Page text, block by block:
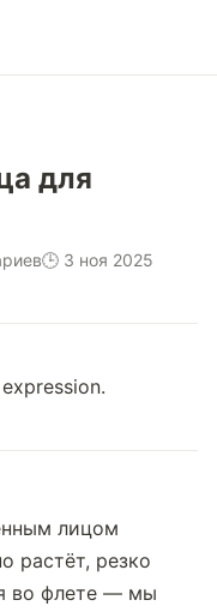
для
🕒 3 ноя 2025
растёт, резко
во флете — мы